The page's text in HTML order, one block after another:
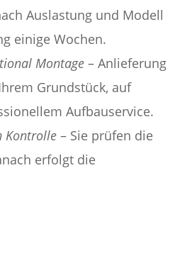
Auslastung und Modell
einige Wochen.
Montage – Anlieferung
Grundstück, auf
Aufbauservice.
Kontrolle – Sie prüfen die
erfolgt die